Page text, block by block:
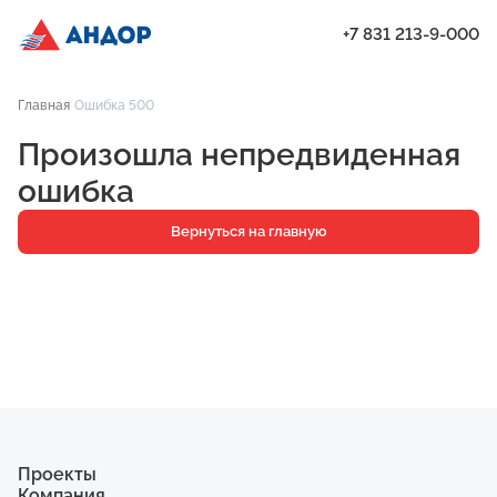
Проекты
Квартиры
Паркинг
Кладовые
+7 831 213-9-000
Главная Ошибка 500
Произошла непредвиденная
ошибка
Вернуться на главную
Проекты